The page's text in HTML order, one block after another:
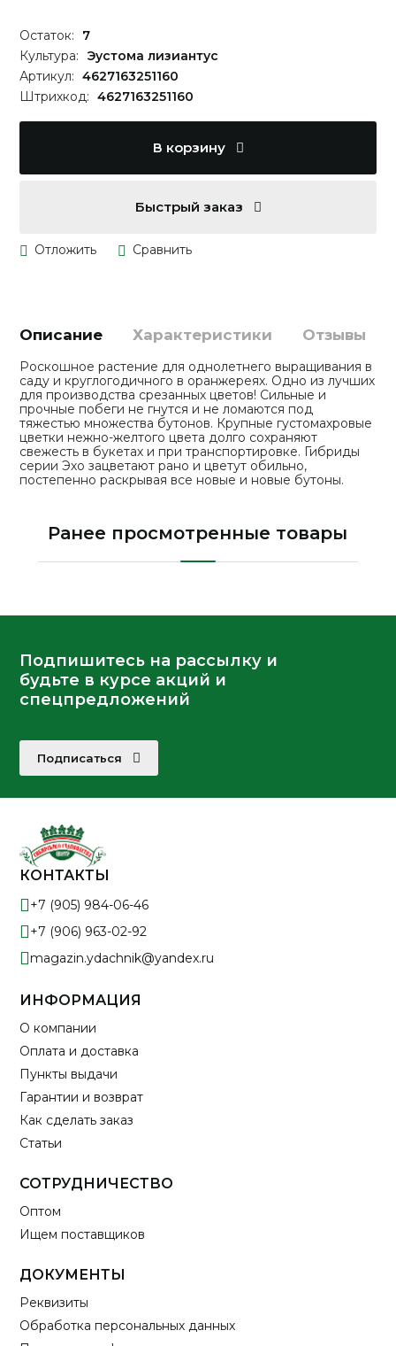
Остаток:
7
Культура:
Эустома лизиантус
Артикул: 4627163251160
Штрихкод: 4627163251160
В корзину
Быстрый заказ
Описание Характеристики Отзывы
Роскошное растение для однолетнего выращивания в
саду и круглогодичного в оранжереях. Одно из лучших
для производства срезанных цветов! Сильные и
прочные побеги не гнутся и не ломаются под
тяжестью множества бутонов. Крупные густомахровые
цветки нежно-желтого цвета долго сохраняют
свежесть в букетах и при транспортировке. Гибриды
серии Эхо зацветают рано и цветут обильно,
постепенно раскрывая все новые и новые бутоны.
Ранее просмотренные товары
Подпишитесь на рассылку и
будьте в курсе акций и
спецпредложений
Подписаться
КОНТАКТЫ
+7 (905) 984-06-46
+7 (906) 963-02-92
magazin.ydachnik@yandex.ru
ИНФОРМАЦИЯ
О компании
Оплата и доставка
Пункты выдачи
Гарантии и возврат
Как сделать заказ
Статьи
СОТРУДНИЧЕСТВО
Оптом
Ищем поставщиков
ДОКУМЕНТЫ
Реквизиты
Обработка персональных данных